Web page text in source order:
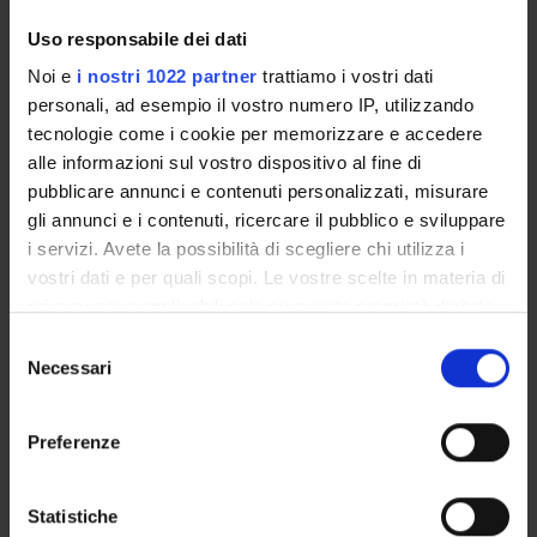
Uso responsabile dei dati
Noi e i nostri 1022 partner trattiamo i vostri dati
personali, ad esempio il vostro numero IP, utilizzando
tecnologie come i cookie per memorizzare e accedere
alle informazioni sul vostro dispositivo al fine di
pubblicare annunci e contenuti personalizzati, misurare
gli annunci e i contenuti, ricercare il pubblico e sviluppare
i servizi. Avete la possibilità di scegliere chi utilizza i
vostri dati e per quali scopi. Le vostre scelte in materia di
modificare o revocare il proprio consenso in qualsiasi
momento dalla Dichiarazione sui cookie o facendo clic
raccogliere informazioni sulla tua posizione
delNecessari
Preferenze
Statistiche
PARTECIPANTI AL PROGETTO
Luca Bianco
Federico Fontana
Giuditta Franco
Professore associato
Vincenzo Manca
Michele Petterlini
ATTIVITÀ